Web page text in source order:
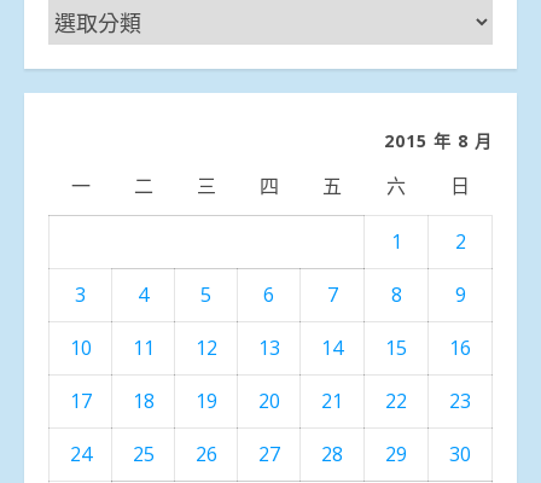
新
聞
分
2015 年 8 月
一 二 三 四 五 六 日
1
2
3
4 5 6 7 8
9
10
11 12 13 14 15
16
17
18 19 20 21 22
23
24
25 26 27 28 29
30